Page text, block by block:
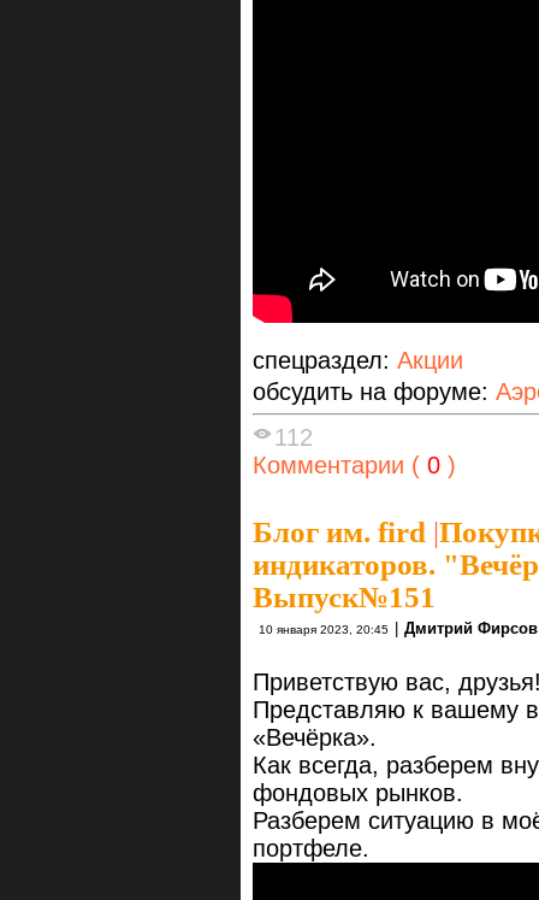
спецраздел: Акции
обсудить на форуме:
112
Комментарии ( 0 )
Блог им. fird |
индикаторов.
Выпуск№151
10 января 2023, 20:45 Дмитрий Фирсов
Приветствую вас,
Представляю к вашему
«Вечёрка».
Как всегда, разберем
фондовых рынков.
Разберем ситуацию в
портфеле.